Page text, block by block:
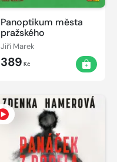
Panoptikum města
pražského
Jiří Marek
389 Kč